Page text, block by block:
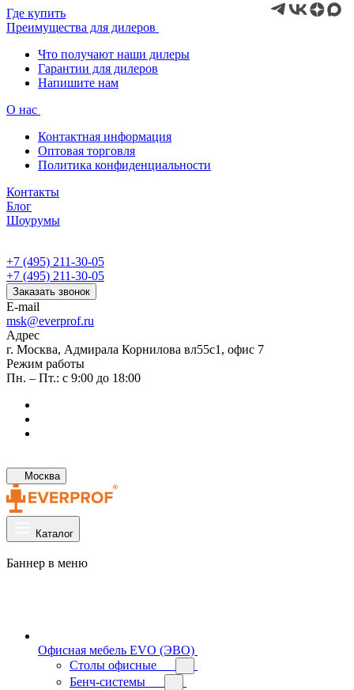
Где купить
Преимущества для дилеров
Что получают наши дилеры
Гарантии для дилеров
Напишите нам
О нас
Контактная информация
Оптовая торговля
Политика конфиденциальности
Контакты
Блог
Шоурумы
+7 (495) 211-30-05
+7 (495) 211-30-05
Заказать звонок
E-mail
msk@everprof.ru
Адрес
г. Москва, Адмирала Корнилова вл55с1, офис 7
Режим работы
Пн. – Пт.: с 9:00 до 18:00
Москва
Каталог
Баннер в меню
Офисная мебель EVO (ЭВО)
Cтолы офисные
Бенч-системы